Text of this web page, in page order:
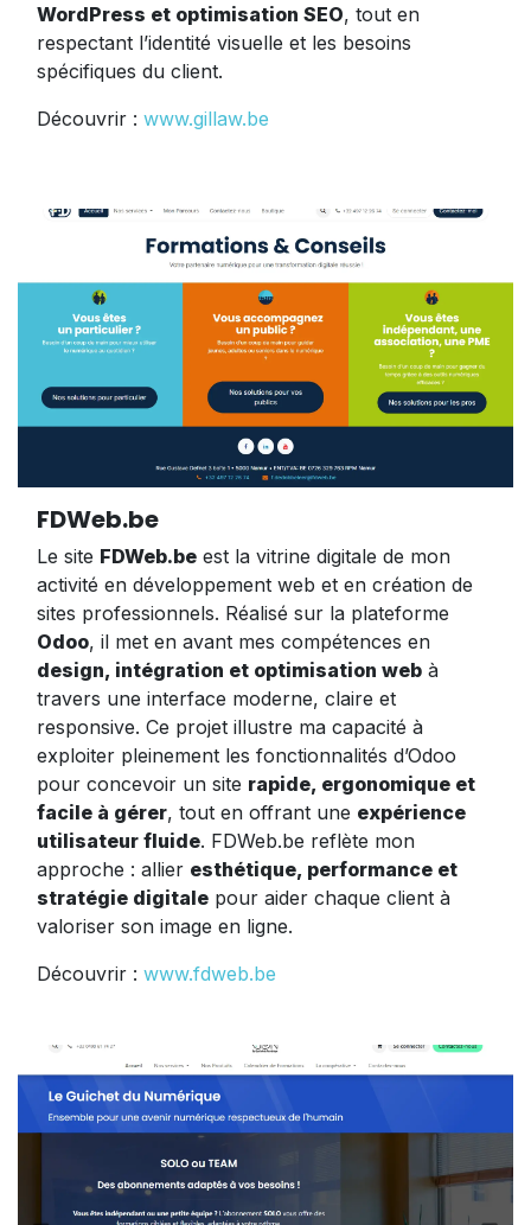
WordPress et optimisation SEO, tout en
respectant l’identité visuelle et les besoins
spécifiques du client.
Découvrir : www.gillaw.be
FDWeb.be
Le site FDWeb.be est la vitrine digitale de mon
activité en développement web et en création de
sites professionnels. Réalisé sur la plateforme
Odoo, il met en avant mes compétences en
design, intégration et optimisation web à
travers une interface moderne, claire et
responsive. Ce projet illustre ma capacité à
exploiter pleinement les fonctionnalités d’Odoo
pour concevoir un site rapide, ergonomique et
facile à gérer, tout en offrant une expérience
utilisateur fluide. FDWeb.be reflète mon
approche : allier esthétique, performance et
stratégie digitale pour aider chaque client à
valoriser son image en ligne.
Découvrir : www.fdweb.be